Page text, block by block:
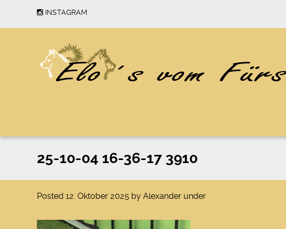
INSTAGRAM
25-10-04 16-36-17 3910
Posted 12. Oktober 2025 by Alexander under